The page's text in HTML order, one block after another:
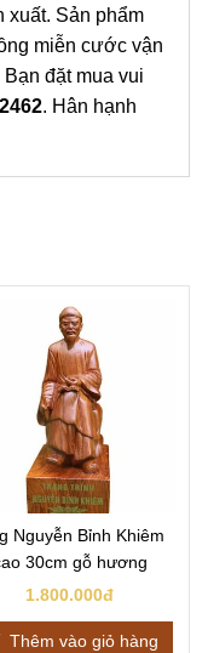
xuất. Sản phẩm
miễn cước vận
đặt mua vui
. Hân hạnh
Nguyễn Bỉnh Khiêm
30cm gỗ hương
1.800.000đ
Thêm vào giỏ hàng